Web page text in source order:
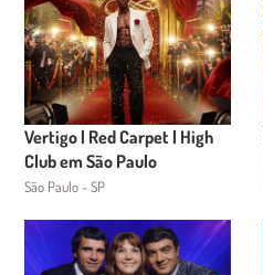
Vertigo | Red Carpet | High
Club em São Paulo
São Paulo - SP